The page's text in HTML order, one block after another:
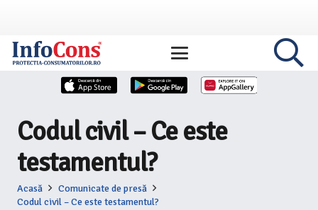
Codul civil – Ce este
testamentul?
Acasă
Comunicate de presă
Codul civil – Ce este testamentul?